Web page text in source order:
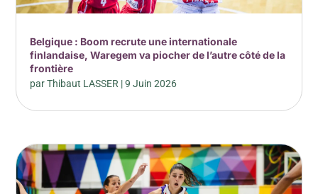
Belgique : Boom recrute une internationale
finlandaise, Waregem va piocher de l’autre côté de la
frontière
parThibaut LASSER |9 Juin 2026